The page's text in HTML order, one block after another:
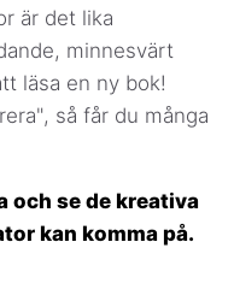
är det lika
minnesvärt
läsa en ny bok!
så får du många
och se de kreativa
kan komma på.